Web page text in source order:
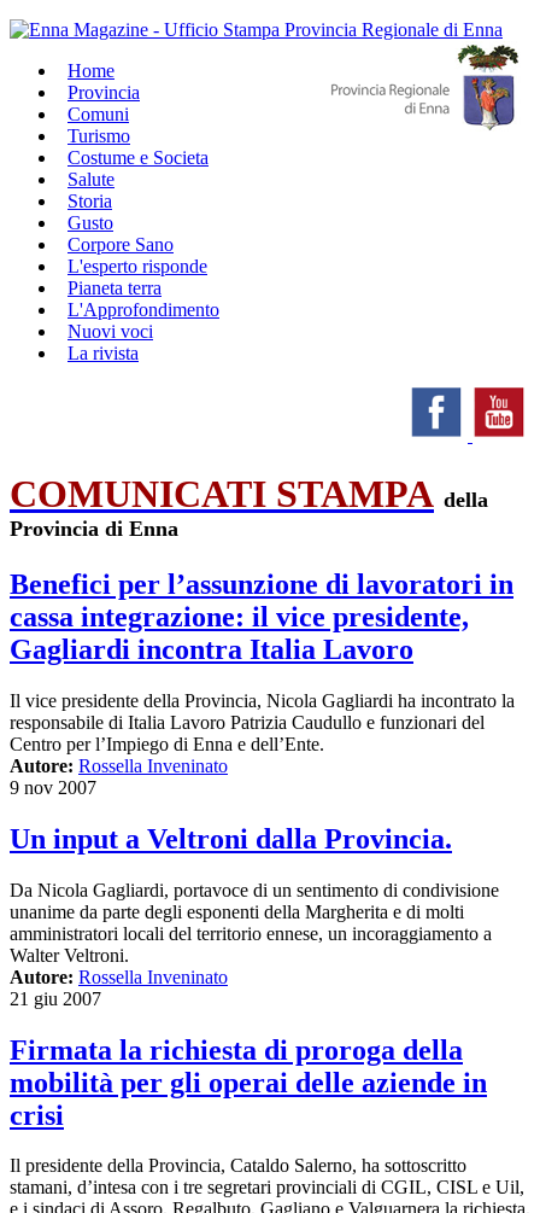
Home
Provincia
Comuni
Turismo
Costume e Societa
Salute
Storia
Gusto
Corpore Sano
L'esperto risponde
Pianeta terra
L'Approfondimento
Nuovi voci
La rivista
COMUNICATI STAMPA della
Provincia di Enna
Benefici per l’assunzione di lavoratori in
cassa integrazione: il vice presidente,
Gagliardi incontra Italia Lavoro
Il vice presidente della Provincia, Nicola Gagliardi ha incontrato la
responsabile di Italia Lavoro Patrizia Caudullo e funzionari del
Centro per l’Impiego di Enna e dell’Ente.
Autore: Rossella Inveninato
9 nov 2007
Un input a Veltroni dalla Provincia.
Da Nicola Gagliardi, portavoce di un sentimento di condivisione
unanime da parte degli esponenti della Margherita e di molti
amministratori locali del territorio ennese, un incoraggiamento a
Walter Veltroni.
Autore: Rossella Inveninato
21 giu 2007
Firmata la richiesta di proroga della
mobilità per gli operai delle aziende in
crisi
Il presidente della Provincia, Cataldo Salerno, ha sottoscritto
stamani, d’intesa con i tre segretari provinciali di CGIL, CISL e Uil,